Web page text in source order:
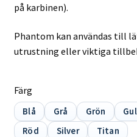
på karbinen).
Phantom kan användas till
utrustning eller viktiga
Färg
Blå Grå Grön
Röd
Silver Titan